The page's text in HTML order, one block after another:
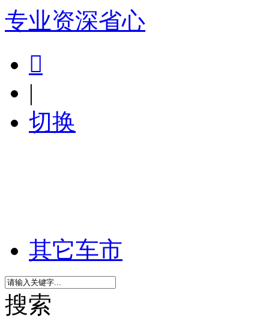
专业资深省心

|
切换
其它车市
搜索